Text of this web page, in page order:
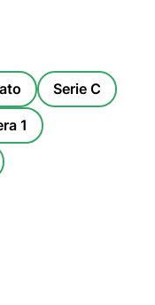
Serie C
1